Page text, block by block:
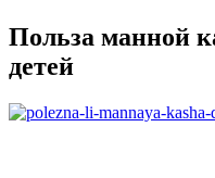
Польза манной
детей